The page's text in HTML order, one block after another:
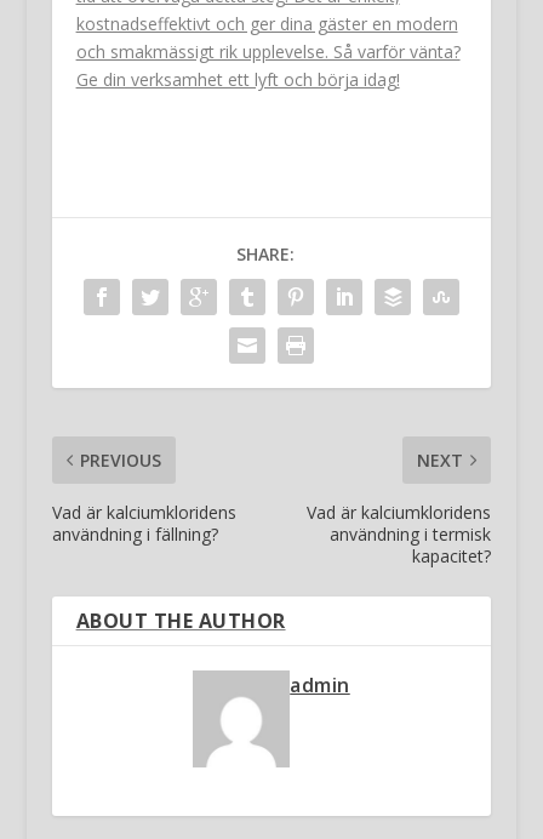
kostnadseffektivt och ger dina gäster en modern
och smakmässigt rik upplevelse. Så varför vänta?
Ge din verksamhet ett lyft och börja idag!
SHARE:
PREVIOUS
Vad är kalciumkloridens
användning i fällning?
NEXT
Vad är kalciumkloridens
användning i termisk
kapacitet?
ABOUT THE AUTHOR
admin